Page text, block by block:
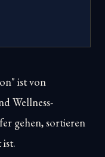
ist von
Wellness-
gehen, sortieren